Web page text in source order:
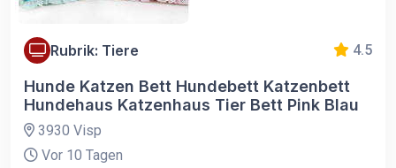
Rubrik: Tiere 4.5
Hunde Katzen Bett Hundebett Katzenbett
Hundehaus Katzenhaus Tier Bett Pink Blau
3930 Visp
Vor 10 Tagen